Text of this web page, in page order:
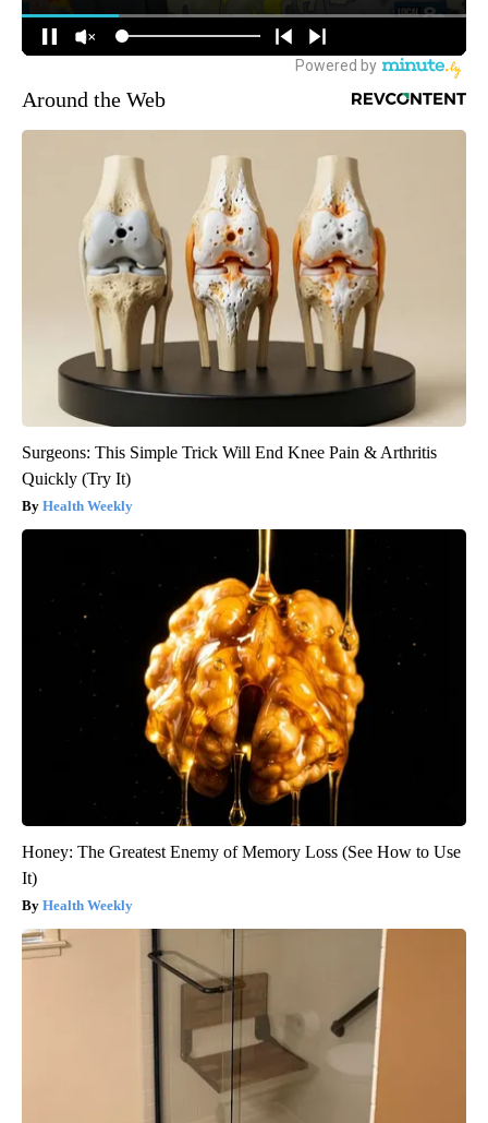
Around the Web
Surgeons: This Simple Trick Will End Knee Pain & Arthritis
Quickly (Try It)
Health Weekly
Honey: The Greatest Enemy of Memory Loss (See How to Use
It)
Health Weekly